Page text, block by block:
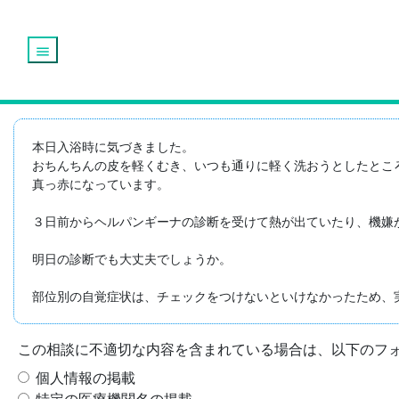
menu
本日入浴時に気づきました。
おちんちんの皮を軽くむき、いつも通りに軽く洗おうとしたと
真っ赤になっています。
３日前からヘルパンギーナの診断を受けて熱が出ていたり、機
明日の診断でも大丈夫でしょうか。
部位別の自覚症状は、チェックをつけないといけなかったため
この相談に不適切な内容を含まれている場合は、以下のフ
個人情報の掲載